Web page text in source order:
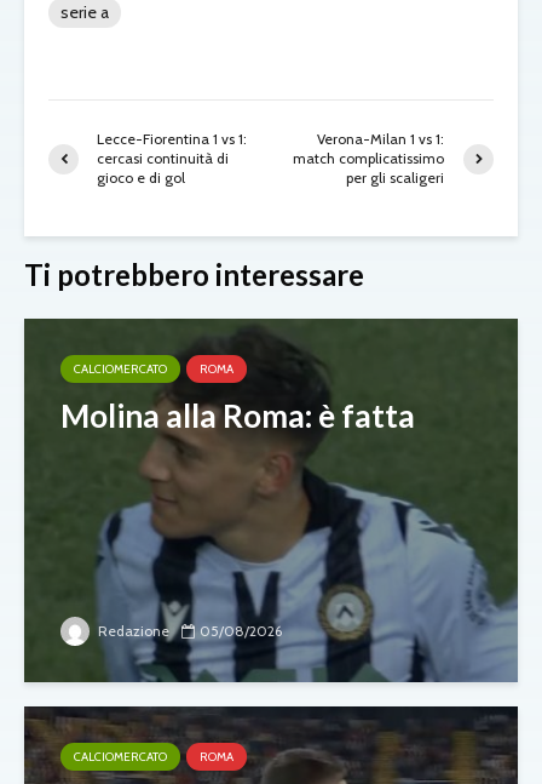
serie a
Lecce-Fiorentina 1 vs 1:
cercasi continuità di
gioco e di gol
Verona-Milan 1 vs 1:
match complicatissimo
per gli scaligeri
Ti potrebbero interessare
CALCIOMERCATO ROMA
Molina alla Roma: è fatta
Redazione 05/08/2026
CALCIOMERCATO ROMA